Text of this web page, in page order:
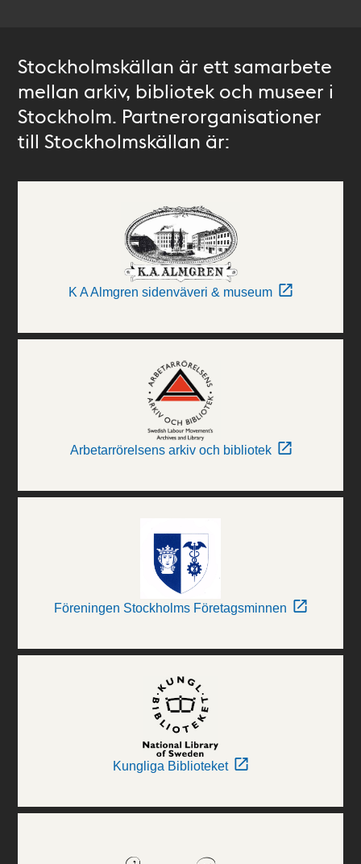
Stockholmskällan är ett samarbete
mellan arkiv, bibliotek och museer i
Stockholm. Partnerorganisationer
till Stockholmskällan är:
K A Almgren sidenväveri & museum
Arbetarrörelsens arkiv och bibliotek
Föreningen Stockholms Företagsminnen
Kungliga Biblioteket